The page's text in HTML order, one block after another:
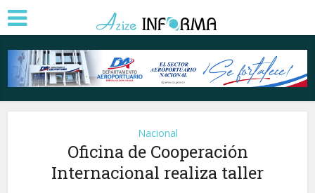
Nacional
Oficina de Cooperación
Internacional realiza taller